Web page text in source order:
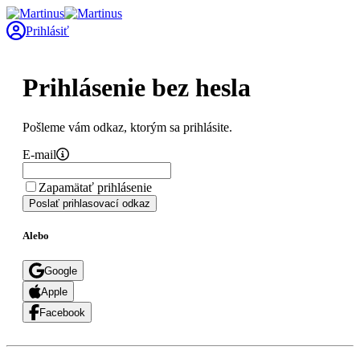
Prihlásiť
Prihlásenie bez hesla
Pošleme vám odkaz, ktorým sa prihlásite.
E-mail
Zapamätať prihlásenie
Poslať prihlasovací odkaz
Alebo
Google
Apple
Facebook